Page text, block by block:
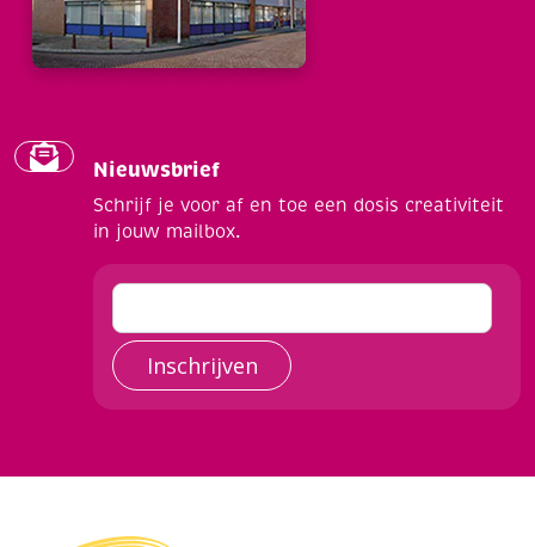
Nieuwsbrief
Schrijf je voor af en toe een dosis creativiteit
in jouw mailbox.
Inschrijven